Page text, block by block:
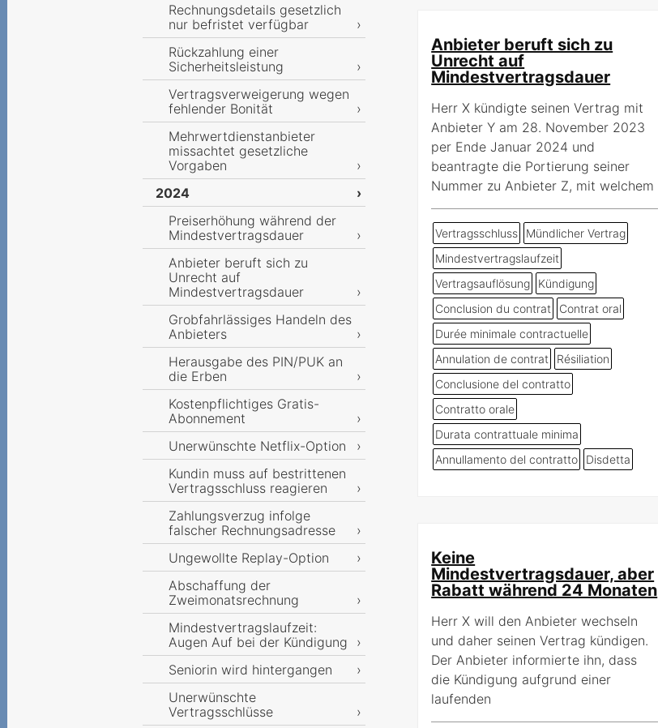
Anbieter beruft sich zu
Unrecht auf
Mindestvertragsdauer
Herr X kündigte seinen Vertrag mit
Anbieter Y am 28. November 2023
per Ende Januar 2024 und
beantragte die Portierung seiner
Nummer zu Anbieter Z, mit welchem
Vertragsschluss
Mündlicher Vertrag
Mindestvertragslaufzeit
Vertragsauflösung
Kündigung
Conclusion du contrat
Contrat oral
Durée minimale contractuelle
Annulation de contrat
Résiliation
Conclusione del contratto
Contratto orale
Durata contrattuale minima
Annullamento del contratto
Disdetta
Keine
Mindestvertragsdauer, aber
Rabatt während 24 Monaten
Herr X will den Anbieter wechseln
und daher seinen Vertrag kündigen.
Der Anbieter informierte ihn, dass
die Kündigung aufgrund einer
laufenden
Rechnungsdetails gesetzlich
nur befristet verfügbar
Rückzahlung einer
Sicherheitsleistung
Vertragsverweigerung wegen
fehlender Bonität
Mehrwertdienstanbieter
missachtet gesetzliche
Vorgaben
2024
Preiserhöhung während der
Mindestvertragsdauer
Anbieter beruft sich zu
Unrecht auf
Mindestvertragsdauer
Grobfahrlässiges Handeln des
Anbieters
Herausgabe des PIN/PUK an
die Erben
Kostenpflichtiges Gratis-
Abonnement
Unerwünschte Netflix-Option
Kundin muss auf bestrittenen
Vertragsschluss reagieren
Zahlungsverzug infolge
falscher Rechnungsadresse
Ungewollte Replay-Option
Abschaffung der
Zweimonatsrechnung
Mindestvertragslaufzeit:
Augen Auf bei der Kündigung
Seniorin wird hintergangen
Unerwünschte
Vertragsschlüsse